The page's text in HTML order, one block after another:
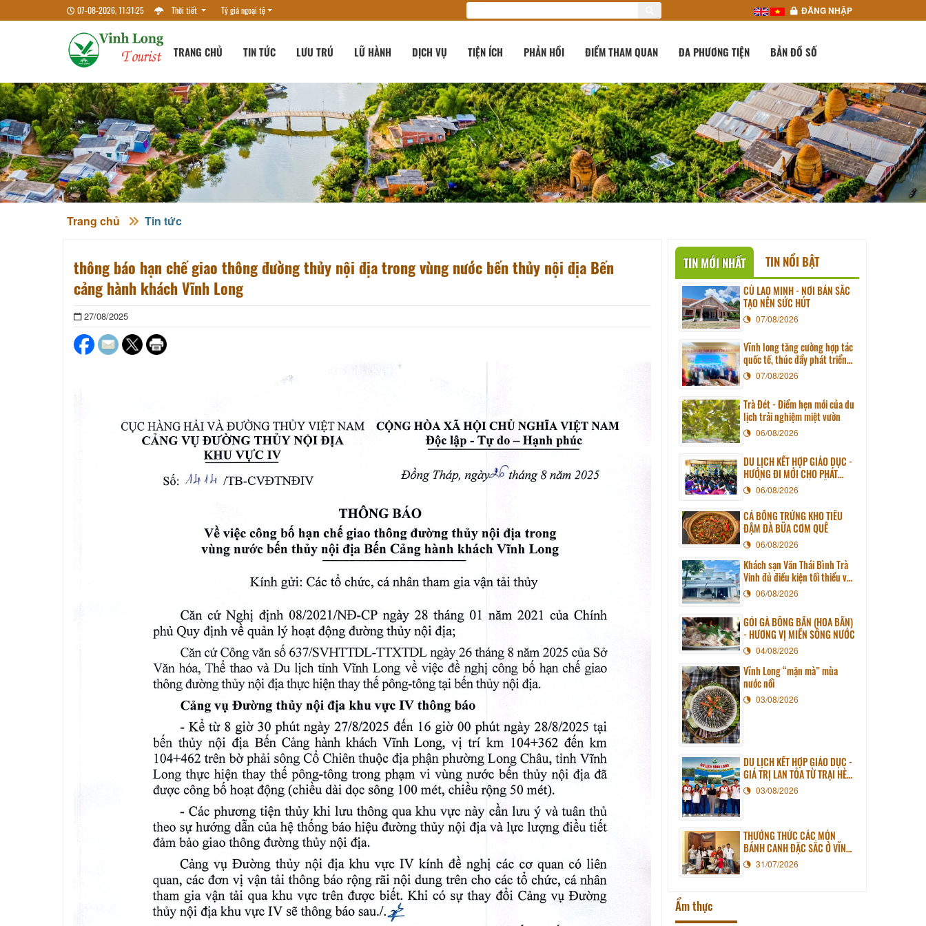
07-08-2026, 11:31:25 Thời tiết Tỷ giá ngoại tệ ĐĂNG NHẬP
TRANG CHỦ TIN TỨC LƯU TRÚ LỮ HÀNH DỊCH VỤ TIỆN ÍCH PHẢN HỒI ĐIỂM THAM QUAN ĐA PHƯƠNG TIỆN BẢN ĐỒ SỐ
Trang chủ Tin tức
thông báo hạn chế giao thông đường thủy nội địa trong vùng nước bến thủy nội địa Bến
cảng hành khách Vĩnh Long
27/08/2025
TIN MỚI NHẤT TIN NỔI BẬT
CÙ LAO MINH - NƠI BẢN SẮC
TẠO NÊN SỨC HÚT
07/08/2026
Vĩnh long tăng cường hợp tác
quốc tế, thúc đẩy phát triển
du lịch qua chương trình làm
việc với đoàn công tác huyện
Sunchang (Hàn quốc)
07/08/2026
Trà Đét - Điểm hẹn mới của du
lịch trải nghiệm miệt vườn
06/08/2026
DU LỊCH KẾT HỢP GIÁO DỤC -
HƯỚNG ĐI MỚI CHO PHÁT
TRIỂN DU LỊCH BỀN VỮNG
06/08/2026
CÁ BỐNG TRỨNG KHO TIÊU
ĐẬM ĐÀ BỮA CƠM QUÊ
06/08/2026
Khách sạn Văn Thái Bình Trà
Vinh đủ điều kiện tối thiểu về
cơ sở vật chất kỹ thuật và
dịch vụ của cơ sở lưu trú du
lịch
06/08/2026
GỎI GÀ BÔNG BẦN (HOA BẦN)
- HƯƠNG VỊ MIỀN SÔNG NƯỚC
04/08/2026
Vĩnh Long “mặn mà” mùa
nước nổi
03/08/2026
DU LỊCH KẾT HỢP GIÁO DỤC -
GIÁ TRỊ LAN TỎA TỪ TRẠI HÈ
PHƯƠNG NAM NĂM 2026
03/08/2026
THƯỞNG THỨC CÁC MÓN
BÁNH CANH ĐẶC SẮC Ở VĨNH
LONG31/07/2026
Ẩm thực